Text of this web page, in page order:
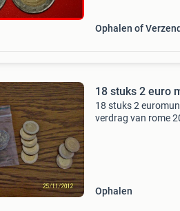
Ophalen of
18 stuks 2 euro
18 stuks 2
verdrag van rome
Ophalen